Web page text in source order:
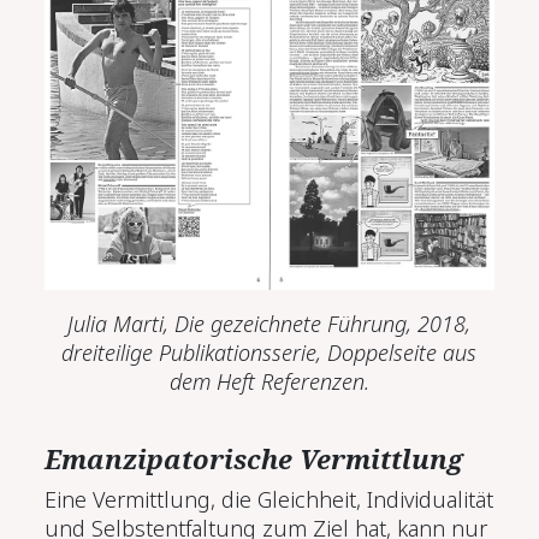
Julia Marti, Die gezeichnete Führung, 2018,
dreiteilige Publikationsserie, Doppelseite aus
dem Heft Referenzen.
Emanzipatorische Vermittlung
Eine Vermittlung, die Gleichheit, Individualität
und Selbstentfaltung zum Ziel hat, kann nur